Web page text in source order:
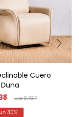
Cuero
USD3.197
30